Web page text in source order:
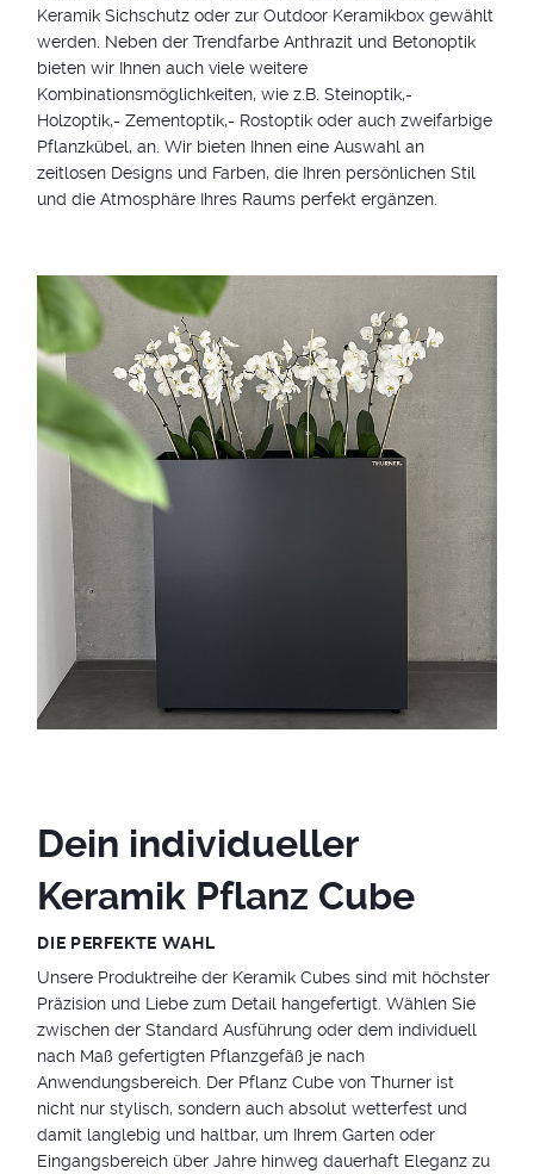
Die pflegeleichte Oberfläche eignet sich perfekt als
Sitzbank kombiniert mit einer schönen Bepflanzung. Der
Pflanz Cube mit Sitzfläche wird gerne entlang von
Poolanlagen oder als räumliche Unterteilung im Garten
eingeplant und vollendet das architektonische
Gesamtbild. Einsatz: als Trennelement auf der Terrasse,
dem Pool, Balkon oder im Garten bzw. Vorgarten als
Gestaltungselement.
Einzigartiges Design
Pflanztopf. Unsere Pflanztröge sind für jede Art von
Pflanzen geeignet - Blumen, Sträucher, Bäume oder
Kräuter. Gestalten Sie Ihren Garten nach Ihren
Vorstellungen und genießen Sie die kreative Freiheit, die
Keramik Sichschutz oder zur Outdoor Keramikbox gewählt
werden. Neben der Trendfarbe Anthrazit und Betonoptik
bieten wir Ihnen auch viele weitere
Kombinationsmöglichkeiten, wie z.B. Steinoptik,-
Holzoptik,- Zementoptik,- Rostoptik oder auch zweifarbige
Pflanzkübel, an. Wir bieten Ihnen eine Auswahl an
zeitlosen Designs und Farben, die Ihren persönlichen Stil
und die Atmosphäre Ihres Raums perfekt ergänzen.
Dein individueller
Keramik Pflanz Cube
DIE PERFEKTE WAHL
Unsere Produktreihe der Keramik Cubes sind mit höchster
Präzision und Liebe zum Detail hangefertigt. Wählen Sie
zwischen der Standard Ausführung oder dem individuell
nach Maß gefertigten Pflanzgefäß je nach
Anwendungsbereich. Der Pflanz Cube von Thurner ist
nicht nur stylisch, sondern auch absolut wetterfest und
damit langlebig und haltbar, um Ihrem Garten oder
Eingangsbereich über Jahre hinweg dauerhaft Eleganz zu